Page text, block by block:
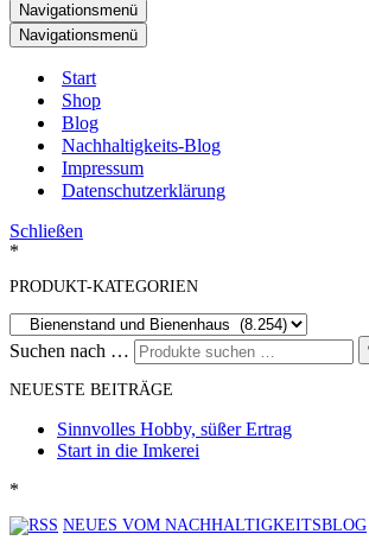
Navigationsmenü
Navigationsmenü
Start
Shop
Blog
Nachhaltigkeits-Blog
Impressum
Datenschutzerklärung
Schließen
*
PRODUKT-KATEGORIEN
Suchen nach …
NEUESTE BEITRÄGE
Sinnvolles Hobby, süßer Ertrag
Start in die Imkerei
*
NEUES VOM NACHHALTIGKEITSBLOG